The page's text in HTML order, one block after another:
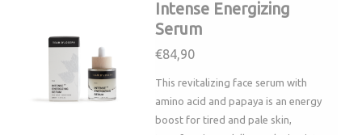
Intense Energizing
Serum
€84,90
This revitalizing face serum with
amino acid and papaya is an energy
boost for tired and pale skin,